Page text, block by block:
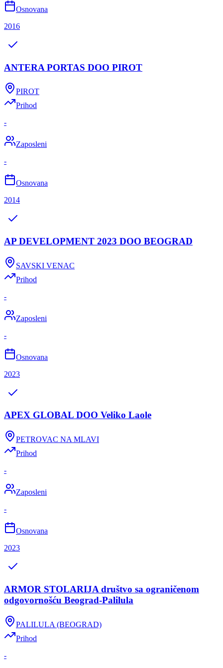
Osnovana
2016
ANTERA PORTAS DOO PIROT
PIROT
Prihod
-
Zaposleni
-
Osnovana
2014
AP DEVELOPMENT 2023 DOO BEOGRAD
SAVSKI VENAC
Prihod
-
Zaposleni
-
Osnovana
2023
APEX GLOBAL DOO Veliko Laole
PETROVAC NA MLAVI
Prihod
-
Zaposleni
-
Osnovana
2023
ARMOR STOLARIJA društvo sa ograničenom
odgovornošću Beograd-Palilula
PALILULA (BEOGRAD)
Prihod
-